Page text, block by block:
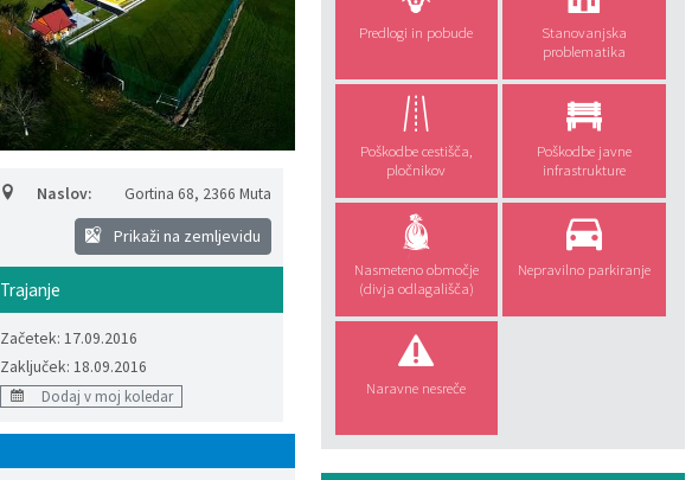
Naslov: Gortina 68, 2366 Muta
Prikaži na zemljevidu
Trajanje
Začetek: 17.09.2016
Zaključek: 18.09.2016
Dodaj v moj koledar
Predlogi in pobude
Stanovanjska
problematika
Poškodbe cestišča,
pločnikov
Poškodbe javne
infrastrukture
Nasmeteno območje
(divja odlagališča)
Nepravilno parkiranje
Naravne nesreče